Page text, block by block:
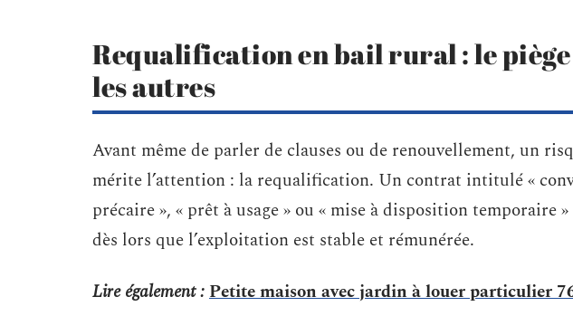
Requalification en bail rural : le
les autres
Avant même de parler de clauses ou de renouvellement, un
mérite l’attention : la requalification. Un contrat intitulé «
précaire », « prêt à usage » ou « mise à disposition temporaire
dès lors que l’exploitation est stable et rémunérée.
Lire également :Petite maison avec jardin à louer particulier